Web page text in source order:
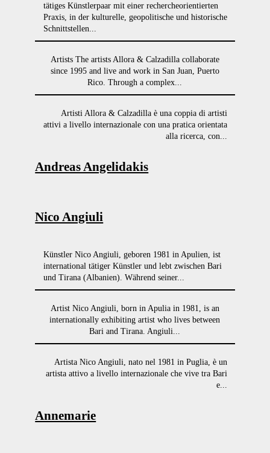
tätiges Künstlerpaar mit einer rechercheorientierten
Praxis, in der kulturelle, geopolitische und historische
Schnittstellen...
Artists The artists Allora & Calzadilla collaborate
since 1995 and live and work in San Juan, Puerto
Rico. Through a complex...
Artisti Allora & Calzadilla è una coppia di artisti
attivi a livello internazionale con una pratica orientata
alla ricerca, con...
Andreas Angelidakis
Nico Angiuli
Künstler Nico Angiuli, geboren 1981 in Apulien, ist
international tätiger Künstler und lebt zwischen Bari
und Tirana (Albanien). Während seiner...
Artist Nico Angiuli, born in Apulia in 1981, is an
internationally exhibiting artist who lives between
Bari and Tirana. Angiuli...
Artista Nico Angiuli, nato nel 1981 in Puglia, è un
artista attivo a livello internazionale che vive tra Bari
e...
Annemarie